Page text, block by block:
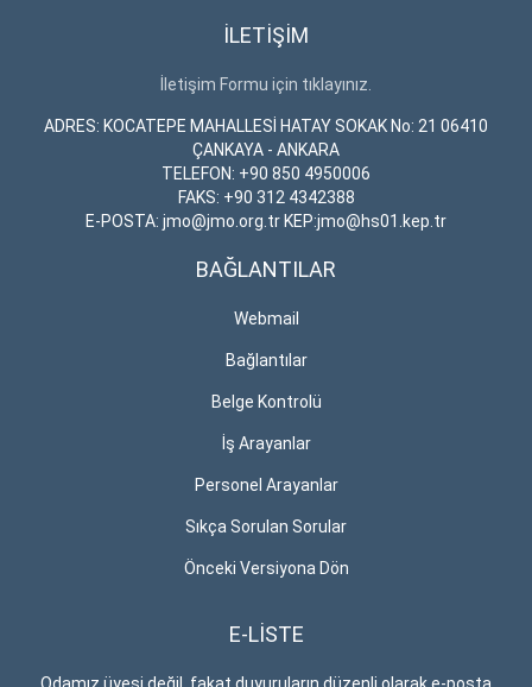
İLETİŞİM
İletişim Formu için tıklayınız.
ADRES: KOCATEPE MAHALLESİ HATAY SOKAK No: 21 06410
ÇANKAYA - ANKARA
TELEFON: +90 850 4950006
FAKS: +90 312 4342388
E-POSTA: jmo@jmo.org.tr KEP:jmo@hs01.kep.tr
BAĞLANTILAR
Webmail
Bağlantılar
Belge Kontrolü
İş Arayanlar
Personel Arayanlar
Sıkça Sorulan Sorular
Önceki Versiyona Dön
E-LİSTE